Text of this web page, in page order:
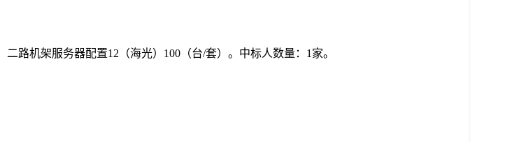
二路机架服务器配置12（海光）100（台/套） 。 中标人数量： 1家。